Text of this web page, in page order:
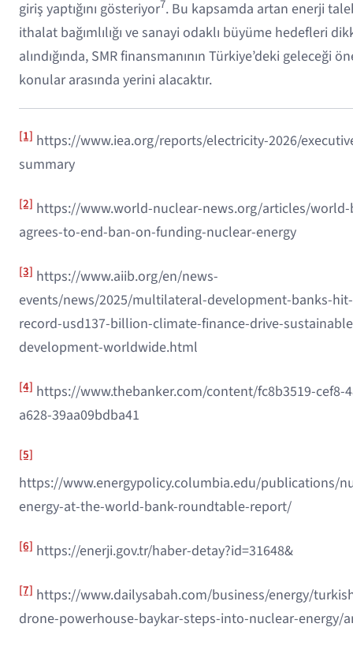
giriş yaptığını gösteriyor7. Bu kapsamda artan enerji
ithalat bağımlılığı ve sanayi odaklı büyüme hedefleri
alındığında, SMR finansmanının Türkiye’deki geleceği
konular arasında yerini alacaktır.
[1] https://www.iea.org/reports/electricity-2026/
summary
[2] https://www.world-nuclear-news.org/articles/world-
agrees-to-end-ban-on-funding-nuclear-energy
[3] https://www.aiib.org/en/news-
events/news/2025/multilateral-development-banks-hit-
record-usd137-billion-climate-finance-drive-
development-worldwide.html
[4] https://www.thebanker.com/content/fc8b3519-cef8-
a628-39aa09bdba41
[5]
https://www.energypolicy.columbia.edu/publications/
energy-at-the-world-bank-roundtable-report/
[6] https://enerji.gov.tr/haber-detay?id=31648&
[7] https://www.dailysabah.com/business/energy/
drone-powerhouse-baykar-steps-into-nuclear-energy/